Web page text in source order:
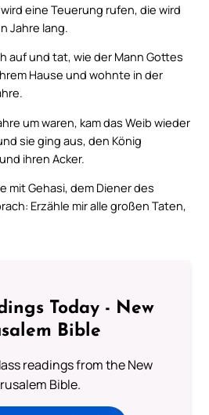
eine Teuerung rufen, die wird
Jahre lang.
auf und tat, wie der Mann Gottes
Hause und wohnte in der
um waren, kam das Weib wieder
sie ging aus, den König
ihren Acker.
mit Gehasi, dem Diener des
Erzähle mir alle großen Taten,
Today - New
Bible
readings from the New
Bible.